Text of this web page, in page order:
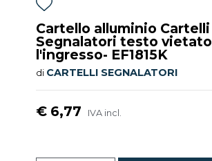
Cartello alluminio Cartelli
Segnalatori testo vietato
l'ingresso- EF1815K
di CARTELLI SEGNALATORI
€ 6,77 IVA incl.